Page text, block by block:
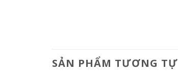
SẢN PHẨM TƯƠNG TỰ